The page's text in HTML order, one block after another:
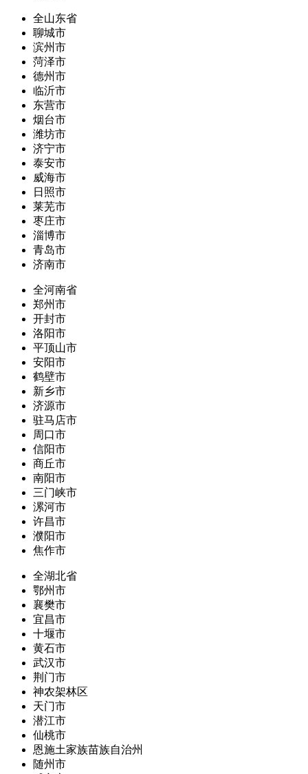
全山东省
聊城市
滨州市
菏泽市
德州市
临沂市
东营市
烟台市
潍坊市
济宁市
泰安市
威海市
日照市
莱芜市
枣庄市
淄博市
青岛市
济南市
全河南省
郑州市
开封市
洛阳市
平顶山市
安阳市
鹤壁市
新乡市
济源市
驻马店市
周口市
信阳市
商丘市
南阳市
三门峡市
漯河市
许昌市
濮阳市
焦作市
全湖北省
鄂州市
襄樊市
宜昌市
十堰市
黄石市
武汉市
荆门市
神农架林区
天门市
潜江市
仙桃市
恩施土家族苗族自治州
随州市